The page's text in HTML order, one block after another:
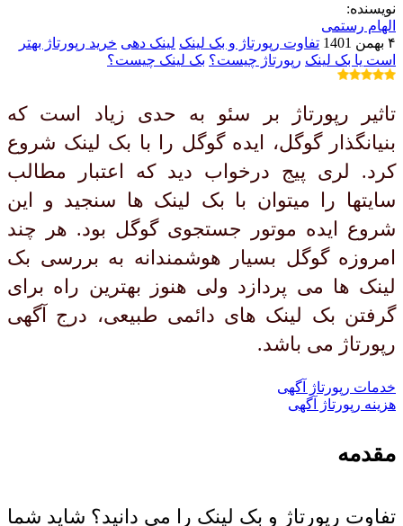
نویسنده:
الهام رستمی
۴ بهمن 1401
تفاوت رپورتاژ و بک لینک لینک دهی خرید رپورتاژ بهتر
است یا بک لینک رپورتاژ چیست؟ بک لینک چیست؟
تاثیر رپورتاژ بر سئو به حدی زیاد است که
بنیانگذار گوگل، ایده گوگل را با بک لینک شروع
کرد. لری پیج درخواب دید که اعتبار مطالب
سایتها را میتوان با بک لینک ها سنجید و این
شروع ایده موتور جستجوی گوگل بود. هر چند
امروزه گوگل بسیار هوشمندانه به بررسی بک
لینک ها می پردازد ولی هنوز بهترین راه برای
گرفتن بک لینک های دائمی طبیعی، درج آگهی
رپورتاژ می باشد.
خدمات رپورتاژ آگهی
هزینه رپورتاژ آگهی
مقدمه
تفاوت رپورتاژ و بک لینک را می دانید؟ شاید شما